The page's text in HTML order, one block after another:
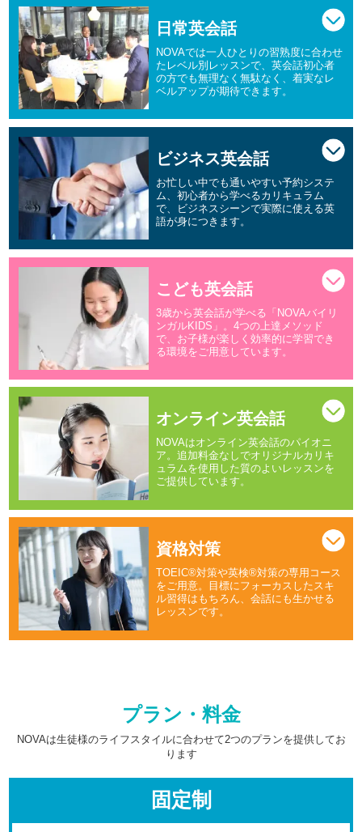
日常英会話
NOVAでは一人ひとりの習熟度に合わせ
たレベル別レッスンで、英会話初心者
の方でも無理なく無駄なく、着実なレ
ベルアップが期待できます。
ビジネス英会話
お忙しい中でも通いやすい予約システ
ム、初心者から学べるカリキュラム
で、ビジネスシーンで実際に使える英
語が身につきます。
こども英会話
3歳から英会話が学べる「NOVAバイリ
ンガルKIDS」。4つの上達メソッド
で、お子様が楽しく効率的に学習でき
る環境をご用意しています。
オンライン英会話
NOVAはオンライン英会話のパイオニ
ア。追加料金なしでオリジナルカリキ
ュラムを使用した質のよいレッスンを
ご提供しています。
資格対策
TOEIC®対策や英検®対策の専用コース
をご用意。目標にフォーカスしたスキ
ル習得はもちろん、会話にも生かせる
レッスンです。
プラン・料金
NOVAは生徒様のライフスタイルに合わせて2つのプランを提供してお
ります
固定制